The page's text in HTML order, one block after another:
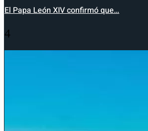
El Papa León XIV confirmó que…
4